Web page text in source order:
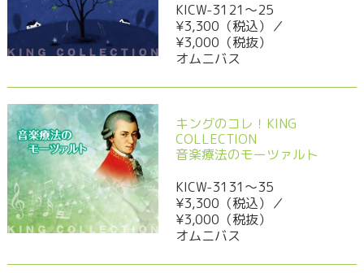
KICW-3121～25
¥3,300（税込）／
¥3,000（税抜）
オムニバス
キングのコレ！KING
COLLECTION
音楽療法のモーツァルト
KICW-3131～35
¥3,300（税込）／
¥3,000（税抜）
オムニバス